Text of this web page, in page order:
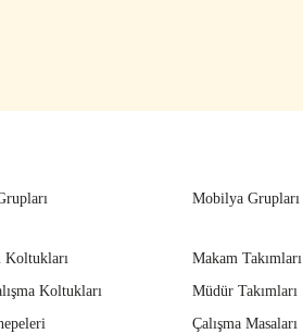
Koltukları
Koltukları
Mobilya Grupları
Makam Takımları
Müdür Takımları
Çalışma Masaları